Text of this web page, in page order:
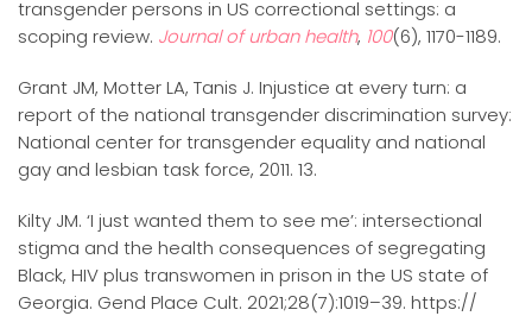
transgender persons in US correctional settings: a
scoping review. Journal of urban health, 100(6), 1170-1189.
Grant JM, Motter LA, Tanis J. Injustice at every turn: a
report of the national transgender discrimination survey:
National center for transgender equality and national
gay and lesbian task force, 2011. 13.
Kilty JM. ‘I just wanted them to see me’: intersectional
stigma and the health consequences of segregating
Black, HIV plus transwomen in prison in the US state of
Georgia. Gend Place Cult. 2021;28(7):1019–39. https://